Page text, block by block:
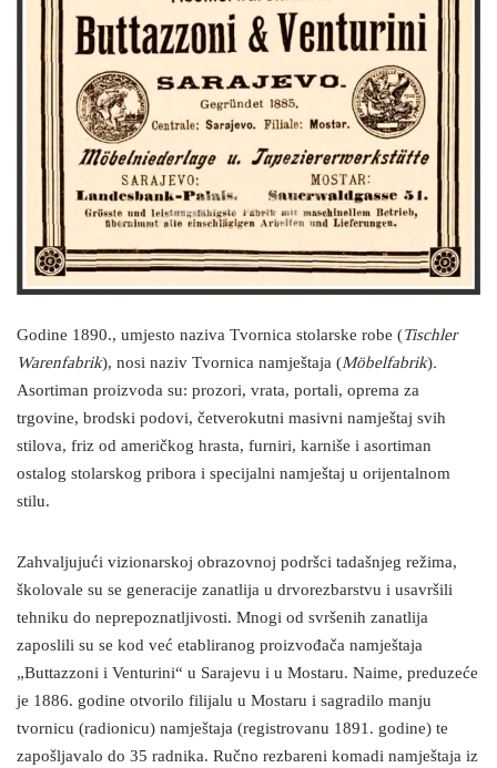
Godine 1890., umjesto naziva Tvornica stolarske robe (Tischler
Warenfabrik), nosi naziv Tvornica namještaja (Möbelfabrik).
Asortiman proizvoda su: prozori, vrata, portali, oprema za
trgovine, brodski podovi, četverokutni masivni namještaj svih
stilova, friz od američkog hrasta, furniri, karniše i asortiman
ostalog stolarskog pribora i specijalni namještaj u orijentalnom
stilu.
Zahvaljujući vizionarskoj obrazovnoj podršci tadašnjeg režima,
školovale su se generacije zanatlija u drvorezbarstvu i usavršili
tehniku ​​do neprepoznatljivosti. Mnogi od svršenih zanatlija
zaposlili su se kod već etabliranog proizvođača namještaja
„Buttazzoni i Venturini“ u Sarajevu i u Mostaru. Naime, preduzeće
je 1886. godine otvorilo filijalu u Mostaru i sagradilo manju
tvornicu (radionicu) namještaja (registrovanu 1891. godine) te
zapošljavalo do 35 radnika. Ručno rezbareni komadi namještaja iz